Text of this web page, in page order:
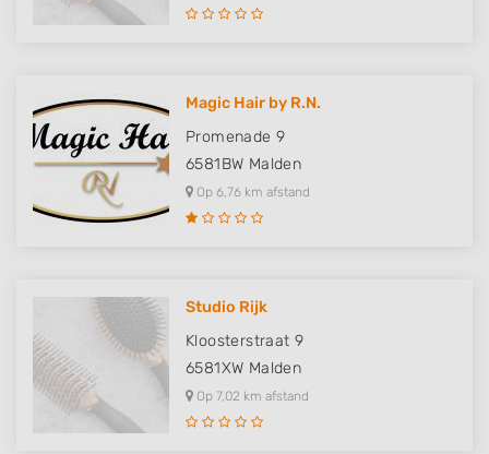
Magic Hair by R.N.
Promenade 9
6581BW Malden
Op 6,76 km afstand
Studio Rijk
Kloosterstraat 9
6581XW Malden
Op 7,02 km afstand